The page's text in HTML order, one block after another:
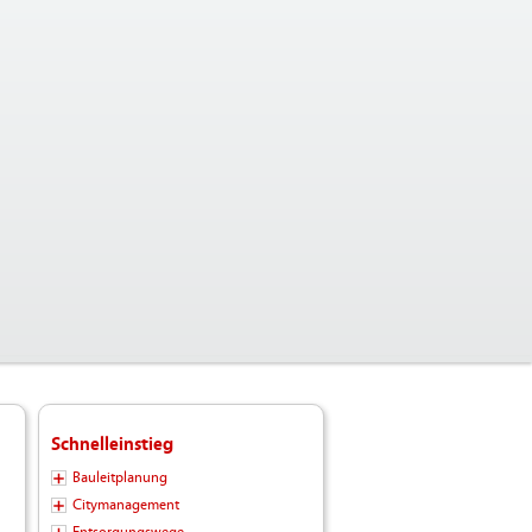
Schnelleinstieg
Bauleitplanung
Citymanagement